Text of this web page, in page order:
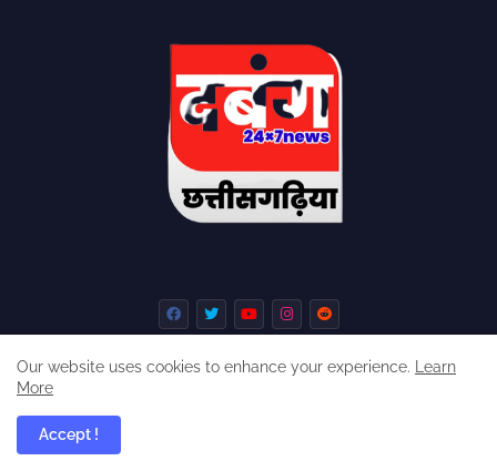
Our website uses cookies to enhance your experience.
Learn
More
Accept !